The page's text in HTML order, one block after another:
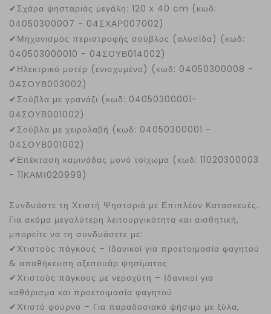
✔ Σχάρα ψησταριάς μεγάλη: 120 x 40 cm (κωδ:
04050300007 - 04ΣΧΑΡ007002)
✔ Μηχανισμός περιστροφής σούβλας (αλυσίδα) (κωδ:
040503000010 - 04ΣΟΥΒ014002)
✔ Ηλεκτρικό μοτέρ (ενισχυμένο) (κωδ: 04050300008 -
04ΣΟΥΒ003002)
✔ Σούβλα με γρανάζι (κωδ: 04050300001-
04ΣΟΥΒ001002)
✔ Σούβλα με χειρολαβή (κωδ: 04050300001 -
04ΣΟΥΒ001002)
✔ Επέκταση καμινάδας μονό τοίχωμα (κωδ: 11020300003
- 11ΚΑΜΙ020999)
Συνδυάστε τη Χτιστή Ψησταριά με Επιπλέον Κατασκευές.
Για ακόμα μεγαλύτερη λειτουργικότητα και αισθητική,
μπορείτε να τη συνδυάσετε με:
✔Χτιστούς πάγκους – Ιδανικοί για προετοιμασία φαγητού
& αποθήκευση αξεσουάρ ψησίματος
✔Χτιστούς πάγκους με νεροχύτη – Ιδανικοί για
καθάρισμα και προετοιμασία φαγητού
✔Χτιστό φούρνο – Για παραδοσιακό ψήσιμο με ξύλα,